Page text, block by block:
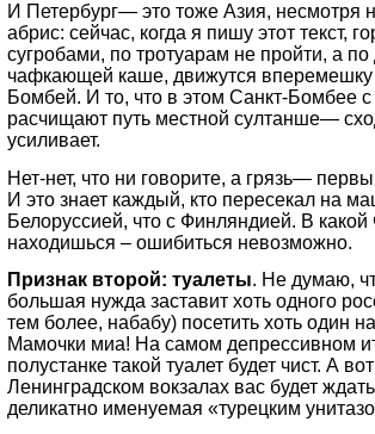
И Петербург— это тоже Азия, несмотря
абрис: сейчас, когда я пишу этот текст,
сугробами, по тротуарам не пройти, а
чафкающей каше, движутся
Бомбей. И то, что в этом Санкт-Бомбее
расчищают путь местной султанше—
усиливает.
Нет-нет, что ни говорите, а грязь—
И это знает каждый, кто пересекал на
Белоруссией, что с Финляндией. В какой
находишься – ошибиться невозможно.
Признак второй: туалеты. Не думаю,
большая нужда заставит хоть одного
тем более, набабу) посетить хоть один
Мамочки миа! На самом депрессивном
полустанке такой туалет будет чист. А
Ленинградском вокзалах вас будет
деликатно именуемая «турецким